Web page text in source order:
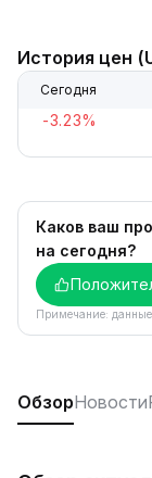
История цен
Сегодня
-3.23%
Каков ваш
на сегодня?
Примечание: данные
ОбзорНовости